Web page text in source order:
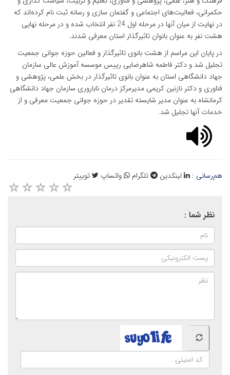
حکمرانی، فعالیت‌های اجتماعی و گفتمان سازی و رسانه ثبت نام کرده‌اند که
در نهایت از میان آنها در مرحله اول 24 نفر انتخاب شده و در مرحله نهایی
هشت نفر به عنوان بانوان تاثیرگذار استان معرفی شدند.
در پایان این مراسم از هشت بانوی تاثیرگذار و فعالین حوزه جوانی جمعیت
تجلیل شد و دکتر فاطمه شاهرضایی رییس موسسه آموزش عالی سازمان
جهاد دانشگاهی استان به عنوان بانوی تاثیرگذار در بخش علمی، پژوهشی و
فناوری و دکتر نازنین کریمی مدیرمرکز درمان ناباروری سازمان جهاد دانشگاهی
کرمانشاه به عنوان مدیر شایسته تقدیر در حوزه جوانی جمعیت معرفی و از
خدمات آنها تجلیل شد.
هم‌رسانی : لینکدین تلگرام واتساپ توییتر
نظر شما :